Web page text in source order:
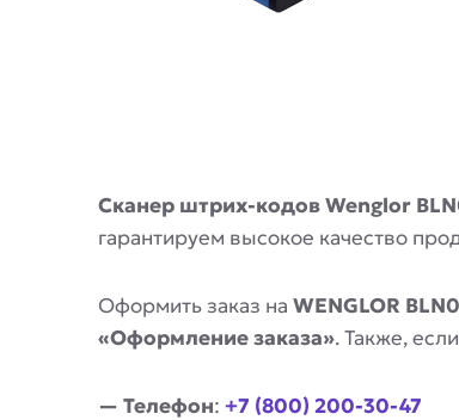
Сканер штрих-кодов Wenglor
гарантируем высокое качество
Оформить заказ на WENGLOR
«Оформление заказа». Также,
— Телефон: +7 (800) 200-30-47